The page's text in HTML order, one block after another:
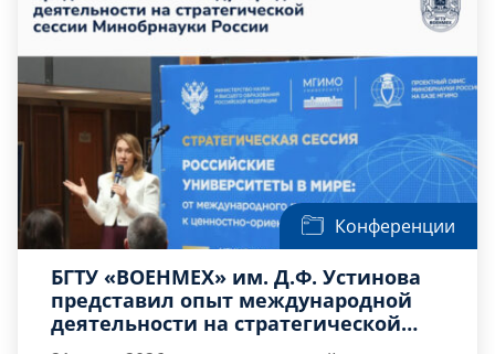
Конференции
БГТУ «ВОЕНМЕХ» им. Д.Ф. Устинова
представил опыт международной
деятельности на стратегической